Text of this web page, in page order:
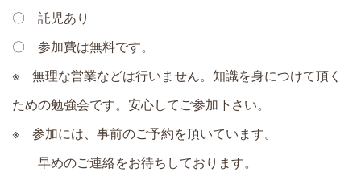
〇 託児あり
〇 参加費は無料です。
※ 無理な営業などは行いません。知識を身につけて頂く
ための勉強会です。安心してご参加下さい。
※ 参加には、事前のご予約を頂いています。
早めのご連絡をお待ちしております。